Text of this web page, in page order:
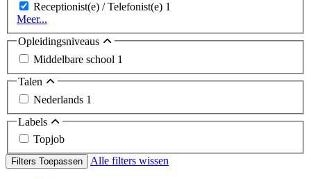
Receptionist(e) / Telefonist(e) 1
Meer...
Opleidingsniveaus
Middelbare school 1
Talen
Nederlands 1
Labels
Topjob
Filters Toepassen Alle filters wissen